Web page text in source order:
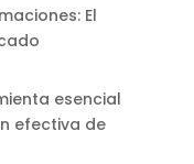
El
esencial
efectiva de